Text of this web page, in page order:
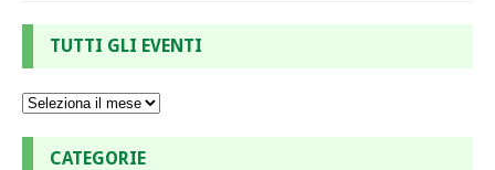
TUTTI GLI EVENTI
CATEGORIE